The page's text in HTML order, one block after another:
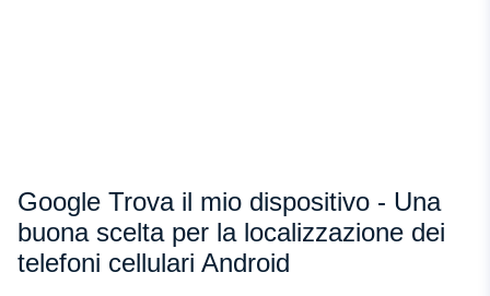
Google Trova il mio dispositivo - Una
buona scelta per la localizzazione dei
telefoni cellulari Android